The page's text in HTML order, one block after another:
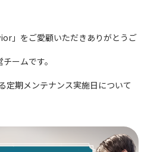
」をご愛顧いただきありがとうご
ームです。
定期メンテナンス実施日について